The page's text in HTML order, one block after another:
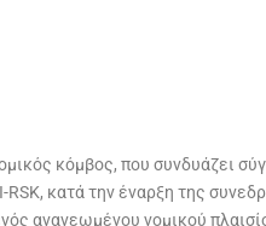
κόμβος, που συνδυάζει
RSK, κατά την έναρξη της
ανανεωμένου νομικού